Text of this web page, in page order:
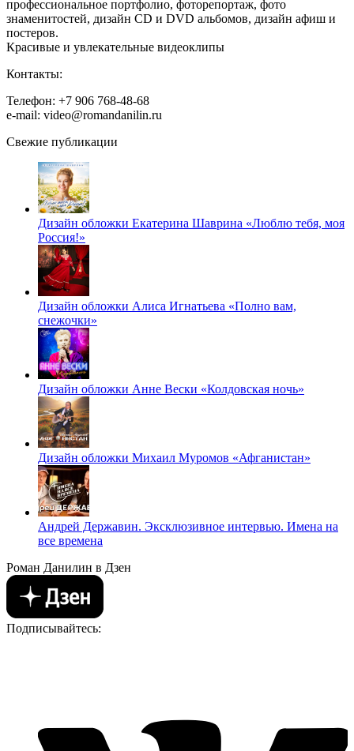
профессиональное портфолио, фоторепортаж, фото
знаменитостей, дизайн CD и DVD альбомов, дизайн афиш и
постеров.
Красивые и увлекательные видеоклипы
Контакты:
Телефон: +7 906 768-48-68
e-mail: video@romandanilin.ru
Свежие публикации
Дизайн обложки Екатерина Шаврина «Люблю тебя, моя
Россия!»
Дизайн обложки Алиса Игнатьева «Полно вам,
снежочки»
Дизайн обложки Анне Вески «Колдовская ночь»
Дизайн обложки Михаил Муромов «Афганистан»
Андрей Державин. Эксклюзивное интервью. Имена на
все времена
Роман Данилин в Дзен
Подписывайтесь: